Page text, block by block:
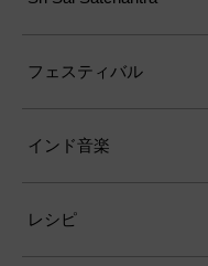
フェスティバル
インド音楽
レシピ